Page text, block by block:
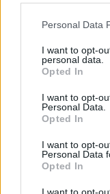
Personal Data
I want to opt-
personal data.
Opted In
I want to opt-
Personal Data.
Opted In
I want to opt-
Personal Data
Opted In
Esta variante es
diferencian solo en el
tenga 2 porteros, 4
del cambio de temporada.
Modos adiciones en